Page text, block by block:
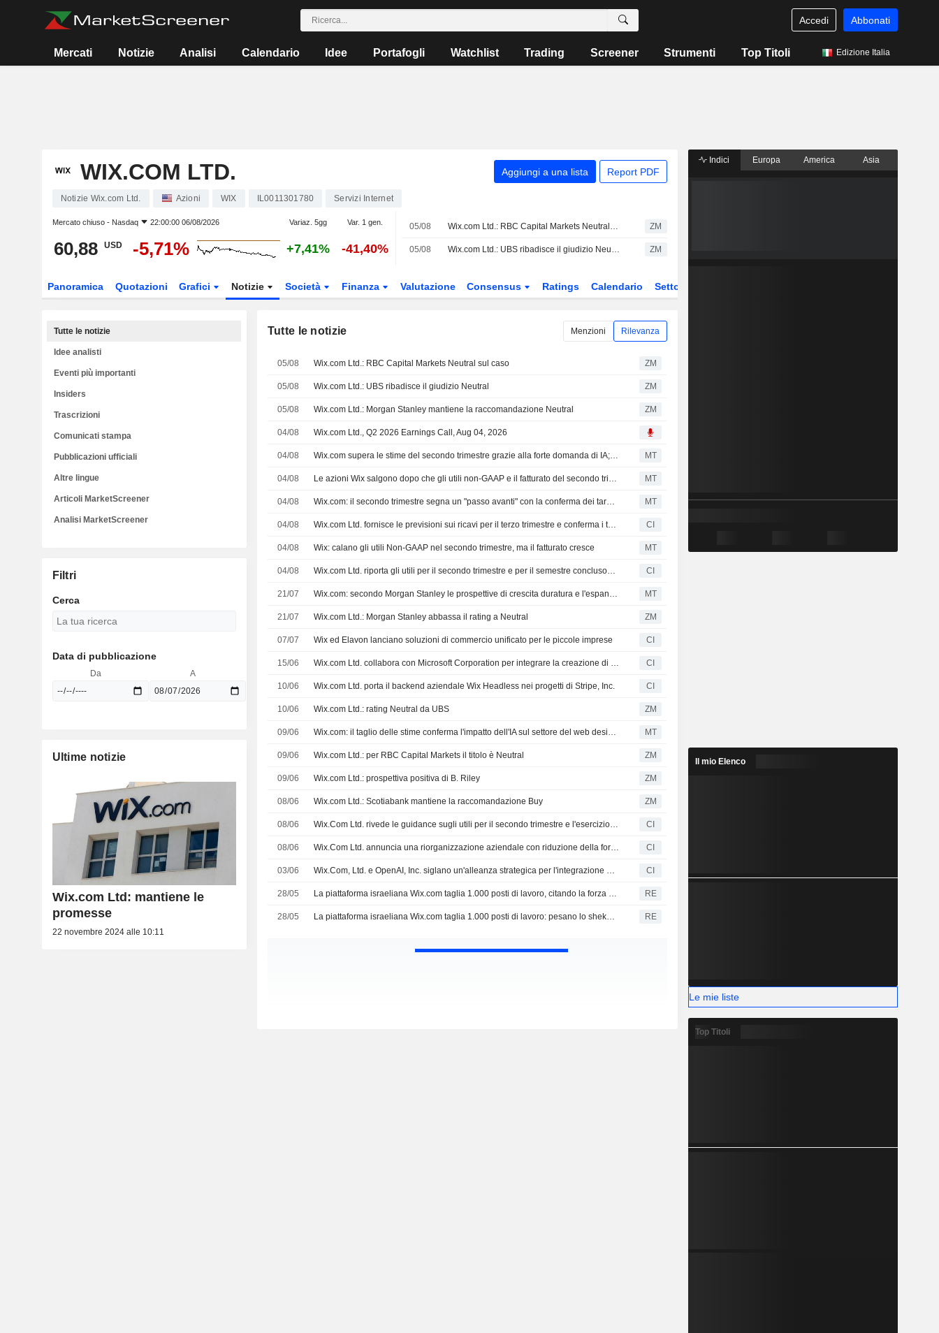
Accedi Abbonati
Mercati Notizie Analisi Calendario Idee Portafogli Watchlist Trading Screener Strumenti Top Titoli Edizione Italia
WIX.COM LTD. Aggiungi a una lista Report PDF
Notizie Wix.com Ltd. Azioni WIX IL0011301780 Servizi Internet
Mercato chiuso - Nasdaq 22:00:00 06/08/2026 Variaz. 5gg Var. 1 gen.
60,88 USD -5,71% +7,41% -41,40%
05/08 Wix.com Ltd.: RBC Capital Markets Neutral sul caso ZM
05/08 Wix.com Ltd.: UBS ribadisce il giudizio Neutral ZM
Panoramica Quotazioni Grafici Notizie Società Finanza Valutazione Consensus Ratings Calendario Settore
Tutte le notizie Menzioni Rilevanza
05/08 Wix.com Ltd.: RBC Capital Markets Neutral sul caso ZM
05/08 Wix.com Ltd.: UBS ribadisce il giudizio Neutral ZM
05/08 Wix.com Ltd.: Morgan Stanley mantiene la raccomandazione Neutral ZM
04/08 Wix.com Ltd., Q2 2026 Earnings Call, Aug 04, 2026
04/08 Wix.com supera le stime del secondo trimestre grazie alla forte domanda di IA; il titolo vola MT
04/08 Le azioni Wix salgono dopo che gli utili non-GAAP e il fatturato del secondo trimestre superano il consensus MT
04/08 Wix.com: il secondo trimestre segna un "passo avanti" con la conferma dei target, secondo Wedbush MT
04/08 Wix.com Ltd. fornisce le previsioni sui ricavi per il terzo trimestre e conferma i target per l'intero esercizio 2026 CI
04/08 Wix: calano gli utili Non-GAAP nel secondo trimestre, ma il fatturato cresce MT
04/08 Wix.com Ltd. riporta gli utili per il secondo trimestre e per il semestre conclusosi il 30 giugno 2026 CI
21/07 Wix.com: secondo Morgan Stanley le prospettive di crescita duratura e l'espansione dei margini sono più difficili da garantire MT
21/07 Wix.com Ltd.: Morgan Stanley abbassa il rating a Neutral ZM
07/07 Wix ed Elavon lanciano soluzioni di commercio unificato per le piccole imprese CI
15/06 Wix.com Ltd. collabora con Microsoft Corporation per integrare la creazione di siti web nel flusso di lavoro CI
10/06 Wix.com Ltd. porta il backend aziendale Wix Headless nei progetti di Stripe, Inc. CI
10/06 Wix.com Ltd.: rating Neutral da UBS ZM
09/06 Wix.com: il taglio delle stime conferma l'impatto dell'IA sul settore del web design, secondo RBC MT
09/06 Wix.com Ltd.: per RBC Capital Markets il titolo è Neutral ZM
09/06 Wix.com Ltd.: prospettiva positiva di B. Riley ZM
08/06 Wix.com Ltd.: Scotiabank mantiene la raccomandazione Buy ZM
08/06 Wix.Com Ltd. rivede le guidance sugli utili per il secondo trimestre e l'esercizio fiscale 2026 CI
08/06 Wix.Com Ltd. annuncia una riorganizzazione aziendale con riduzione della forza lavoro CI
03/06 Wix.Com, Ltd. e OpenAI, Inc. siglano un'alleanza strategica per l'integrazione del lancio di Codex Enterprise CI
28/05 La piattaforma israeliana Wix.com taglia 1.000 posti di lavoro, citando la forza dello shekel e l'IA RE
28/05 La piattaforma israeliana Wix.com taglia 1.000 posti di lavoro: pesano lo shekel forte e l'ascesa dell'intelligenza artificiale RE
Tutte le notizie
Idee analisti
Eventi più importanti
Insiders
Trascrizioni
Comunicati stampa
Pubblicazioni ufficiali
Altre lingue
Articoli MarketScreener
Analisi MarketScreener
Filtri
Cerca
Data di pubblicazione
Da A
Ultime notizie
Wix.com Ltd: mantiene le
promesse
22 novembre 2024 alle 10:11
Indici Europa America Asia
Il mio Elenco
Le mie liste
Top Titoli